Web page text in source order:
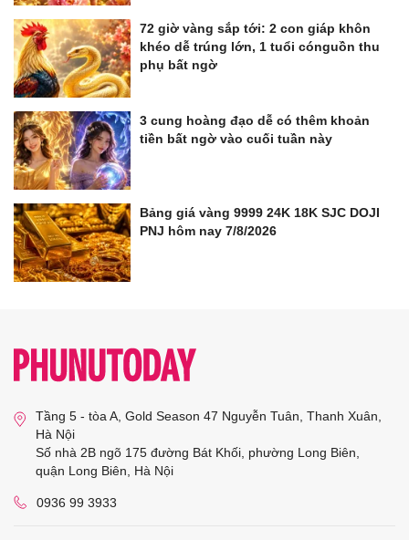
72 giờ vàng sắp tới: 2 con giáp khôn
khéo dễ trúng lớn, 1 tuổi cónguồn thu
phụ bất ngờ
3 cung hoàng đạo dễ có thêm khoản
tiền bất ngờ vào cuối tuần này
Bảng giá vàng 9999 24K 18K SJC DOJI
PNJ hôm nay 7/8/2026
Tầng 5 - tòa A, Gold Season 47 Nguyễn Tuân, Thanh Xuân,
Hà Nội
Số nhà 2B ngõ 175 đường Bát Khối, phường Long Biên,
quận Long Biên, Hà Nội
0936 99 3933